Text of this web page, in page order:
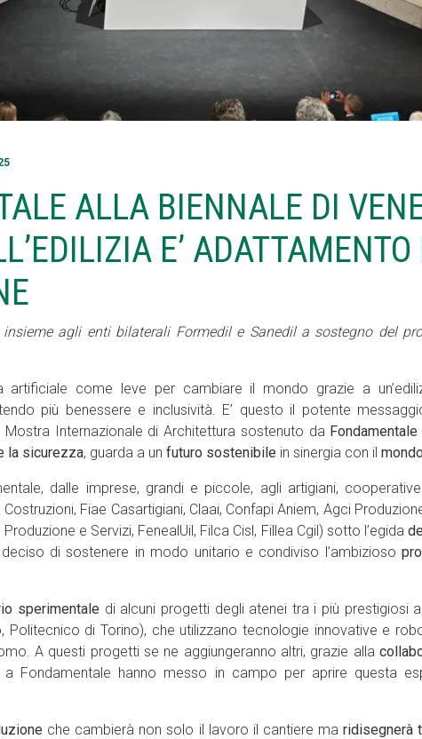
ALLA BIENNALE DI
E’ ADATTAMENTO
agli enti bilaterali Formedil e Sanedil a sostegno del
artificiale come leve per cambiare il mondo grazie a
più benessere e inclusività. E’ questo il potente
Internazionale di Architettura sostenuto da
la sicurezza, guarda a un futuro sostenibile in sinergia con il
dalle imprese, grandi e piccole, agli artigiani,
Costruzioni, Fiae Casartigiani, Claai, Confapi Aniem, Agci
e Servizi, FenealUil, Filca Cisl, Fillea Cgil) sotto l’egida
di sostenere in modo unitario e condiviso l’ambizioso
sperimentale di alcuni progetti degli atenei tra i più prestigiosi
Politecnico di Torino), che utilizzano tecnologie innovative e
A questi progetti se ne aggiungeranno altri, grazie alla
Fondamentale hanno messo in campo per aprire questa
che cambierà non solo il lavoro il cantiere maridisegnerà